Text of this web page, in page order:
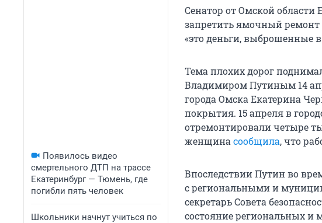
Появилось видео
смертельного ДТП на трассе
Екатеринбург — Тюмень, где
погибли пять человек
Школьники начнут учиться по
Сенатор от Омской области
запретить ямочный ремонт
«это деньги, выброшенные в
Тема плохих дорог
Владимиром Путиным 14
города Омска Екатерина
покрытия. 15 апреля в
отремонтировали четыре
женщина сообщила, что
Впоследствии Путин во
с региональными и
секретарь Совета
состояние региональных и